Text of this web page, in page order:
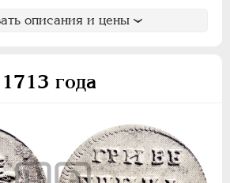
описания и цены
года